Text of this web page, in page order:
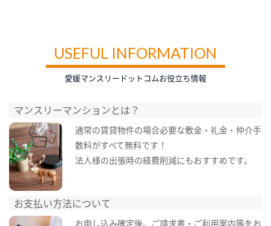
USEFUL INFORMATION
愛媛マンスリードットコムお役立ち情報
マンスリーマンションとは？
通常の賃貸物件の場合必要な敷金・礼金・仲介手
数料がすべて無料です！
法人様の出張時の経費削減にもおすすめです。
お支払い方法について
お申し込み確定後、ご請求書・ご利用案内等をお